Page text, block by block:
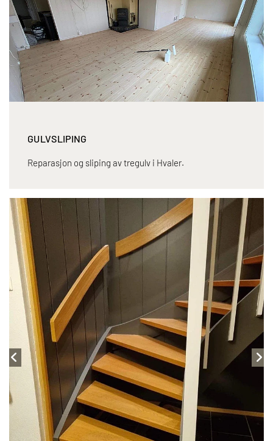
GULVSLIPING
Reparasjon og sliping av tregulv i Hvaler.